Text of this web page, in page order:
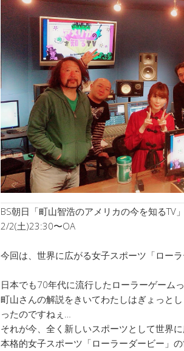
BS朝日「町山智浩のアメリカの今を知るTV」
2/2(土)23:30〜OA
今回は、世界に広がる女子スポーツ「ロー
日本でも70年代に流行したローラーゲーム
町山さんの解説をきいてわたしはぎょっと
ったのですねぇ…
それが今、全く新しいスポーツとして世界
本格的女子スポーツ「ローラーダービー」